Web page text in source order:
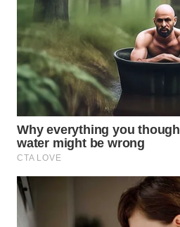
FORWAMKI
ALPERKLINAS
FORJASIDA
TAMBANG
NEWS
SITUNGIR